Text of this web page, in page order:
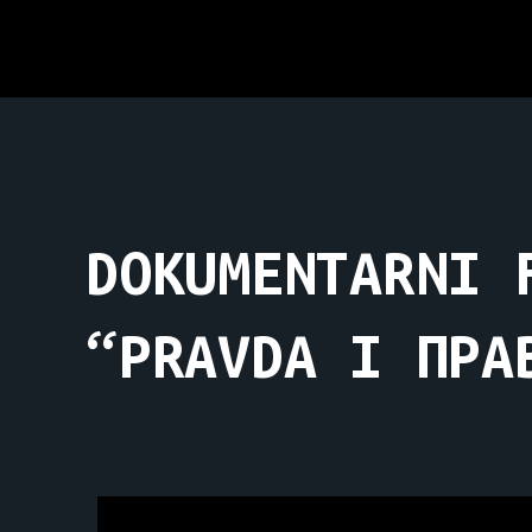
DOKUMENTARNI
“PRAVDA I